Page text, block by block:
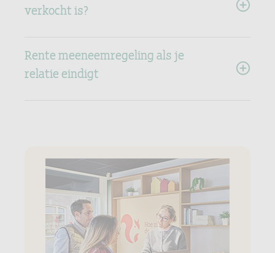
verkocht is?
Rente meeneemregeling als je
relatie eindigt